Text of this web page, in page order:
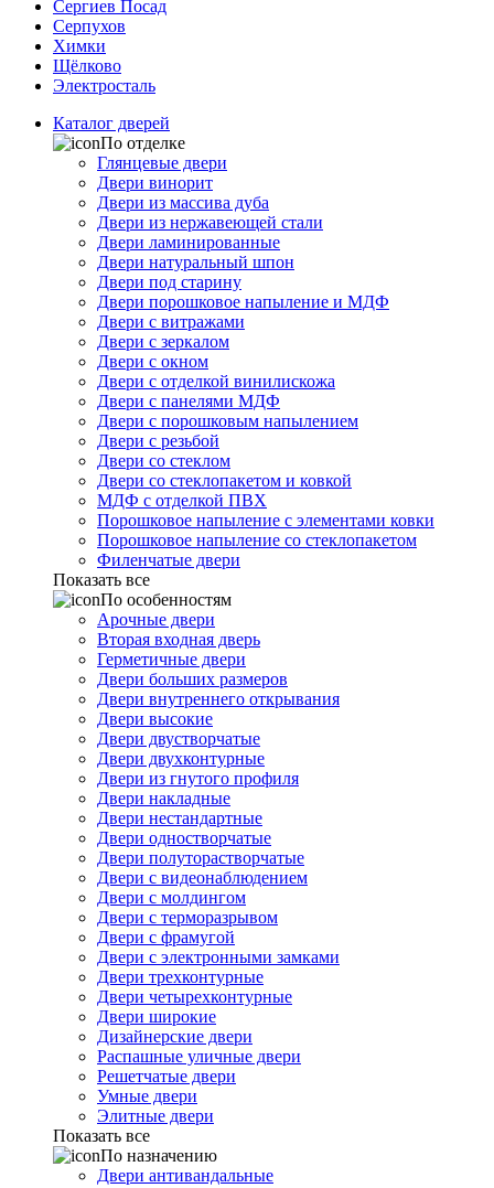
Сергиев Посад
Серпухов
Химки
Щёлково
Электросталь
Каталог дверей
По отделке
Глянцевые двери
Двери винорит
Двери из массива дуба
Двери из нержавеющей стали
Двери ламинированные
Двери натуральный шпон
Двери под старину
Двери порошковое напыление и МДФ
Двери с витражами
Двери с зеркалом
Двери с окном
Двери с отделкой винилискожа
Двери с панелями МДФ
Двери с порошковым напылением
Двери с резьбой
Двери со стеклом
Двери со стеклопакетом и ковкой
МДФ с отделкой ПВХ
Порошковое напыление с элементами ковки
Порошковое напыление со стеклопакетом
Филенчатые двери
Показать все
По особенностям
Арочные двери
Вторая входная дверь
Герметичные двери
Двери больших размеров
Двери внутреннего открывания
Двери высокие
Двери двустворчатые
Двери двухконтурные
Двери из гнутого профиля
Двери накладные
Двери нестандартные
Двери одностворчатые
Двери полуторастворчатые
Двери с видеонаблюдением
Двери с молдингом
Двери с терморазрывом
Двери с фрамугой
Двери с электронными замками
Двери трехконтурные
Двери четырехконтурные
Двери широкие
Дизайнерские двери
Распашные уличные двери
Решетчатые двери
Умные двери
Элитные двери
Показать все
По назначению
Двери антивандальные